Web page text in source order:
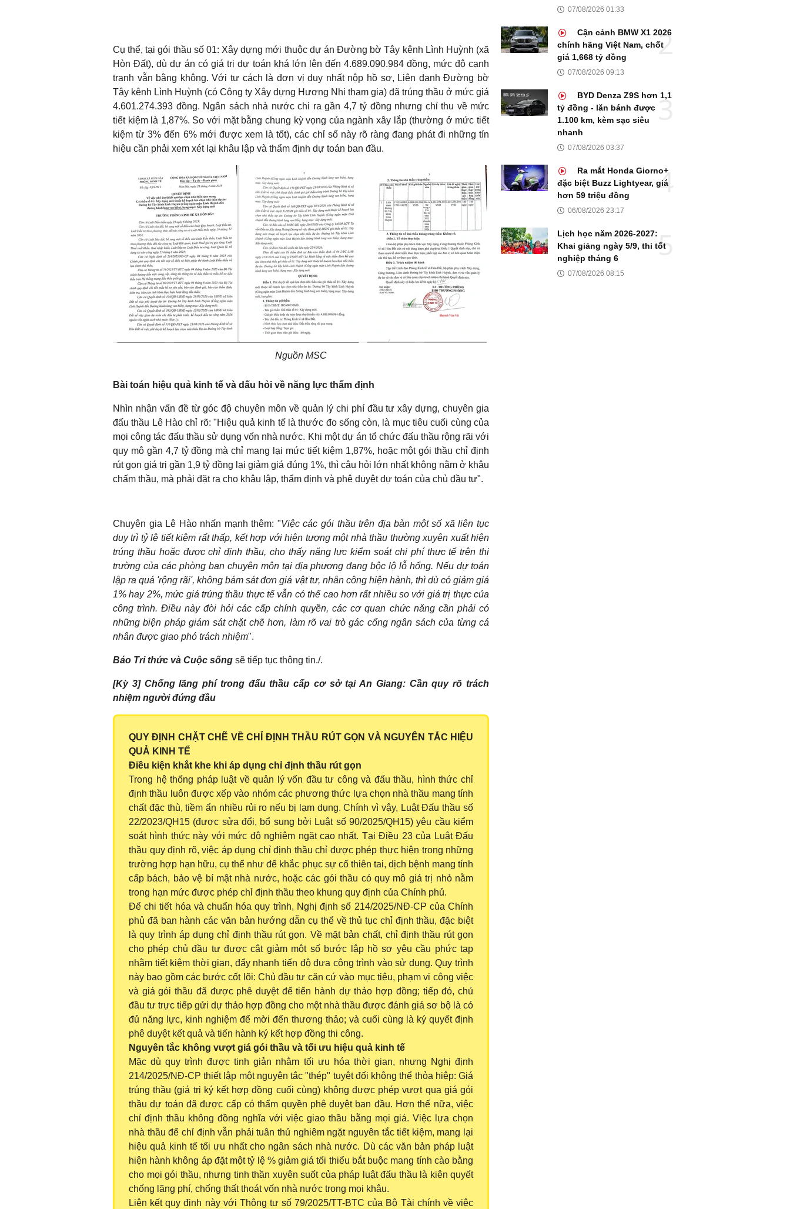
Cụ thể, tại gói thầu số 01: Xây dựng mới thuộc dự án Đường bờ Tây kênh Lình Huỳnh (xã
Hòn Đất), dù dự án có giá trị dự toán khá lớn lên đến 4.689.090.984 đồng, mức độ cạnh
tranh vẫn bằng không. Với tư cách là đơn vị duy nhất nộp hồ sơ, Liên danh Đường bờ
Tây kênh Lình Huỳnh (có Công ty Xây dựng Hương Nhi tham gia) đã trúng thầu ở mức giá
4.601.274.393 đồng. Ngân sách nhà nước chi ra gần 4,7 tỷ đồng nhưng chỉ thu về mức
tiết kiệm là 1,87%. So với mặt bằng chung kỳ vọng của ngành xây lắp (thường ở mức tiết
kiệm từ 3% đến 6% mới được xem là tốt), các chỉ số này rõ ràng đang phát đi những tín
hiệu cần phải xem xét lại khâu lập và thẩm định dự toán ban đầu.
Nguồn MSC
Bài toán hiệu quả kinh tế và dấu hỏi về năng lực thẩm định
Nhìn nhận vấn đề từ góc độ chuyên môn về quản lý chi phí đầu tư xây dựng, chuyên gia
đấu thầu Lê Hào chỉ rõ: "Hiệu quả kinh tế là thước đo sống còn, là mục tiêu cuối cùng của
mọi công tác đấu thầu sử dụng vốn nhà nước. Khi một dự án tổ chức đấu thầu rộng rãi với
quy mô gần 4,7 tỷ đồng mà chỉ mang lại mức tiết kiệm 1,87%, hoặc một gói thầu chỉ định
rút gọn giá trị gần 1,9 tỷ đồng lại giảm giá đúng 1%, thì câu hỏi lớn nhất không nằm ở khâu
chấm thầu, mà phải đặt ra cho khâu lập, thẩm định và phê duyệt dự toán của chủ đầu tư".
Chuyên gia Lê Hào nhấn mạnh thêm: "Việc các gói thầu trên địa bàn một số xã liên tục
duy trì tỷ lệ tiết kiệm rất thấp, kết hợp với hiện tượng một nhà thầu thường xuyên xuất hiện
trúng thầu hoặc được chỉ định thầu, cho thấy năng lực kiểm soát chi phí thực tế trên thị
trường của các phòng ban chuyên môn tại địa phương đang bộc lộ lỗ hổng. Nếu dự toán
lập ra quá 'rộng rãi', không bám sát đơn giá vật tư, nhân công hiện hành, thì dù có giảm giá
1% hay 2%, mức giá trúng thầu thực tế vẫn có thể cao hơn rất nhiều so với giá trị thực của
công trình. Điều này đòi hỏi các cấp chính quyền, các cơ quan chức năng cần phải có
những biện pháp giám sát chặt chẽ hơn, làm rõ vai trò gác cổng ngân sách của từng cá
nhân được giao phó trách nhiệm".
Báo Tri thức và Cuộc sống sẽ tiếp tục thông tin./.
[Kỳ 3] Chống lãng phí trong đấu thầu cấp cơ sở tại An Giang: Cần quy rõ trách
nhiệm người đứng đầu
QUY ĐỊNH CHẶT CHẼ VỀ CHỈ ĐỊNH THẦU RÚT GỌN VÀ NGUYÊN TẮC HIỆU
QUẢ KINH TẾ
Điều kiện khắt khe khi áp dụng chỉ định thầu rút gọn
Trong hệ thống pháp luật về quản lý vốn đầu tư công và đấu thầu, hình thức chỉ
định thầu luôn được xếp vào nhóm các phương thức lựa chọn nhà thầu mang tính
chất đặc thù, tiềm ẩn nhiều rủi ro nếu bị lạm dụng. Chính vì vậy, Luật Đấu thầu số
22/2023/QH15 (được sửa đổi, bổ sung bởi Luật số 90/2025/QH15) yêu cầu kiểm
soát hình thức này với mức độ nghiêm ngặt cao nhất. Tại Điều 23 của Luật Đấu
thầu quy định rõ, việc áp dụng chỉ định thầu chỉ được phép thực hiện trong những
trường hợp hạn hữu, cụ thể như để khắc phục sự cố thiên tai, dịch bệnh mang tính
cấp bách, bảo vệ bí mật nhà nước, hoặc các gói thầu có quy mô giá trị nhỏ nằm
trong hạn mức được phép chỉ định thầu theo khung quy định của Chính phủ.
Để chi tiết hóa và chuẩn hóa quy trình, Nghị định số 214/2025/NĐ-CP của Chính
phủ đã ban hành các văn bản hướng dẫn cụ thể về thủ tục chỉ định thầu, đặc biệt
là quy trình áp dụng chỉ định thầu rút gọn. Về mặt bản chất, chỉ định thầu rút gọn
cho phép chủ đầu tư được cắt giảm một số bước lập hồ sơ yêu cầu phức tạp
nhằm tiết kiệm thời gian, đẩy nhanh tiến độ đưa công trình vào sử dụng. Quy trình
này bao gồm các bước cốt lõi: Chủ đầu tư căn cứ vào mục tiêu, phạm vi công việc
và giá gói thầu đã được phê duyệt để tiến hành dự thảo hợp đồng; tiếp đó, chủ
đầu tư trực tiếp gửi dự thảo hợp đồng cho một nhà thầu được đánh giá sơ bộ là có
đủ năng lực, kinh nghiệm để mời đến thương thảo; và cuối cùng là ký quyết định
phê duyệt kết quả và tiến hành ký kết hợp đồng thi công.
Nguyên tắc không vượt giá gói thầu và tối ưu hiệu quả kinh tế
Mặc dù quy trình được tinh giản nhằm tối ưu hóa thời gian, nhưng Nghị định
214/2025/NĐ-CP thiết lập một nguyên tắc "thép" tuyệt đối không thể thỏa hiệp: Giá
trúng thầu (giá trị ký kết hợp đồng cuối cùng) không được phép vượt qua giá gói
thầu dự toán đã được cấp có thẩm quyền phê duyệt ban đầu. Hơn thế nữa, việc
chỉ định thầu không đồng nghĩa với việc giao thầu bằng mọi giá. Việc lựa chọn
nhà thầu để chỉ định vẫn phải tuân thủ nghiêm ngặt nguyên tắc tiết kiệm, mang lại
hiệu quả kinh tế tối ưu nhất cho ngân sách nhà nước. Dù các văn bản pháp luật
hiện hành không áp đặt một tỷ lệ % giảm giá tối thiểu bắt buộc mang tính cào bằng
cho mọi gói thầu, nhưng tinh thần xuyên suốt của pháp luật đấu thầu là kiên quyết
chống lãng phí, chống thất thoát vốn nhà nước trong mọi khâu.
Liên kết quy định này với Thông tư số 79/2025/TT-BTC của Bộ Tài chính về việc
07/08/2026 01:33
Cận cảnh BMW X1 2026
chính hãng Việt Nam, chốt
giá 1,668 tỷ đồng
07/08/2026 09:13
BYD Denza Z9S hơn 1,1
tỷ đồng - lăn bánh được
1.100 km, kèm sạc siêu
nhanh
07/08/2026 03:37
Ra mắt Honda Giorno+
đặc biệt Buzz Lightyear, giá
hơn 59 triệu đồng
06/08/2026 23:17
Lịch học năm 2026-2027:
Khai giảng ngày 5/9, thi tốt
nghiệp tháng 6
07/08/2026 08:15